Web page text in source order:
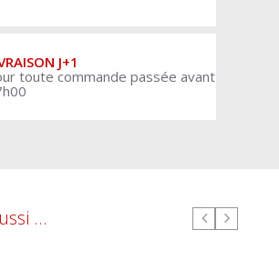
J+1
toute commande passée avant
...